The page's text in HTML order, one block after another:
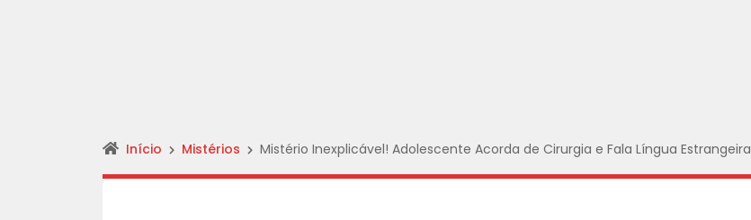
Início Mistérios Mistério Inexplicável! Adolescente Acorda de Cirurgia e Fala Língua Estrangeira